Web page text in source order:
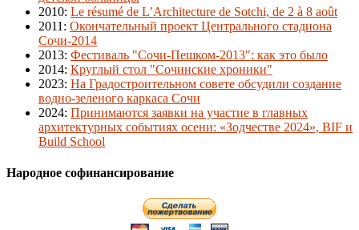
2010: Le résumé de L’Architecture de Sotchi, de 2 à 8 août
2011 : Окончательный проект Центрального стадиона
Сочи-2014
2013: Фестиваль "Сочи-Пешком-2013": как это было
2014: Круглый стол "Сочинские хроники"
2023: На Градостроительном совете обсудили создание
водно-зеленого каркаса Сочи
2024: Принимаются заявки на участие в главных
архитектурных событиях осени: «Зодчестве 2024», BIF и
Build School
Народное софинансирование